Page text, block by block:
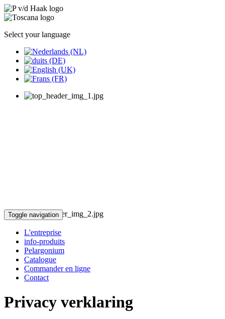
Select your language
Toggle navigation
L'entreprise
info-produits
Pelargonium
Catalogue
Commander en ligne
Contact
Privacy verklaring